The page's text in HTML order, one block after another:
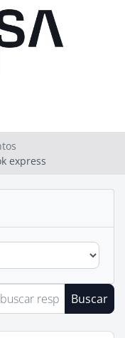
express
Buscar